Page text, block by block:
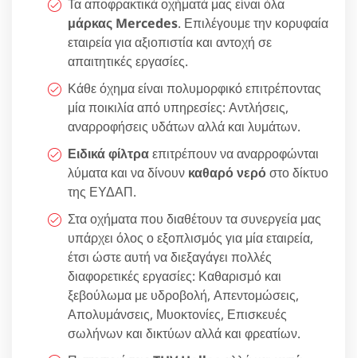
Τα αποφρακτικά οχήματά μας είναι όλα
μάρκας Mercedes. Επιλέγουμε την κορυφαία
εταιρεία για αξιοπιστία και αντοχή σε
απαιτητικές εργασίες.
Κάθε όχημα είναι πολυμορφικό επιτρέποντας
μία ποικιλία από υπηρεσίες: Αντλήσεις,
αναρροφήσεις υδάτων αλλά και λυμάτων.
Ειδικά φίλτραεπιτρέπουν να αναρροφώνται
λύματα και να δίνουν καθαρό νερόστο δίκτυο
της ΕΥΔΑΠ.
Στα οχήματα που διαθέτουν τα συνεργεία μας
υπάρχει όλος ο εξοπλισμός για μία εταιρεία,
έτσι ώστε αυτή να διεξαγάγει πολλές
διαφορετικές εργασίες: Καθαρισμό και
ξεβούλωμα με υδροβολή, Απεντομώσεις,
Απολυμάνσεις, Μυοκτονίες, Επισκευές
σωλήνων και δικτύων αλλά και φρεατίων.